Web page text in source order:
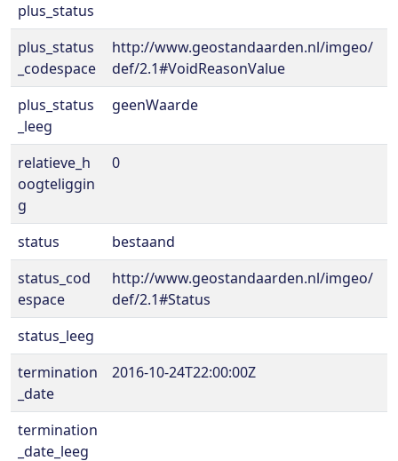
plus_status
plus_status
_codespace
http://www.geostandaarden.nl/imgeo/
def/2.1#VoidReasonValue
plus_status
_leeg
geenWaarde
relatieve_h
oogteliggin
g
0
status
bestaand
status_cod
espace
http://www.geostandaarden.nl/imgeo/
def/2.1#Status
status_leeg
termination
_date
2016-10-24T22:00:00Z
termination
_date_leeg